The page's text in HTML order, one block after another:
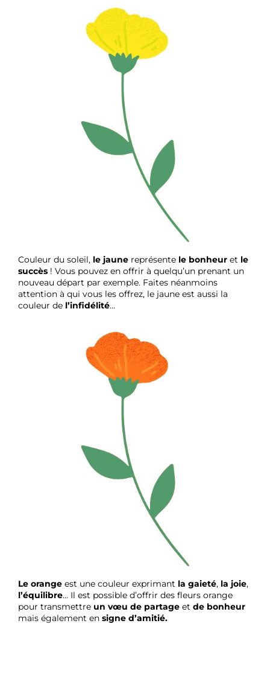
Couleur du soleil, le jaune représente le bonheur et le
succès ! Vous pouvez en offrir à quelqu’un prenant un
nouveau départ par exemple. Faites néanmoins
attention à qui vous les offrez, le jaune est aussi la
couleur de l’infidélité…
Le orange est une couleur exprimant la gaieté, la joie,
l’équilibre… Il est possible d’offrir des fleurs orange
pour transmettre un vœu de partage et de bonheur
mais également en signe d’amitié.